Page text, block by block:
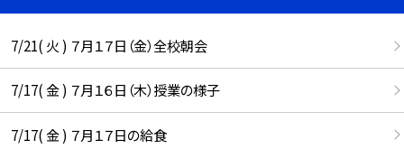
7/21( 火 ) ７月１７日（金）全校朝会
7/17( 金 ) ７月１６日（木）授業の様子
7/17( 金 ) ７月１７日の給食